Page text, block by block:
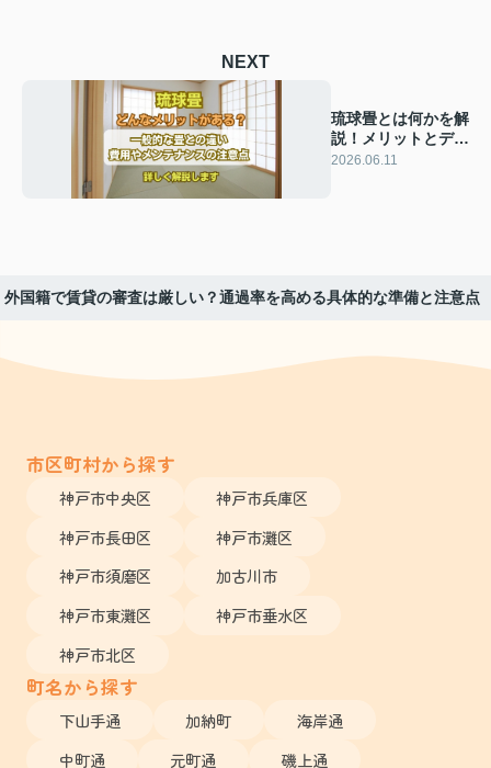
NEXT
琉球畳とは何かを解
説！メリットとデメ
リットを比較して納
2026.06.11
外国籍で賃貸の審査は厳しい？通過率を高める具体的な準備と注意点
市区町村から探す
神戸市中央区
神戸市兵庫区
神戸市長田区
神戸市灘区
神戸市須磨区
加古川市
神戸市東灘区
神戸市垂水区
神戸市北区
町名から探す
下山手通 加納町
海岸通
中町通
元町通
磯上通